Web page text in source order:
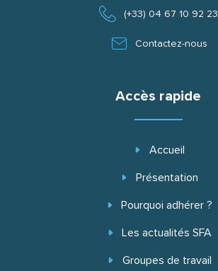
(+33) 04 67 10 92 23
Contactez-nous
Accès rapide
Accueil
Présentation
Pourquoi adhérer ?
Les actualités SFA
Groupes de travail